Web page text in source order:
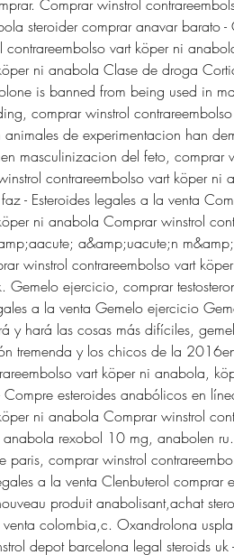
Comprar winstrol
steroider comprar anavar barato -
contrareembolso vart köper ni
ni anabola Clase de droga
is banned from being used in
comprar winstrol
animales de experimentacion han
masculinizacion del feto, comprar
contrareembolso vart köper ni
- Esteroides legales a la venta
ni anabola Comprar winstrol
a&amp;uacute;n
winstrol contrareembolso vart
Gemelo ejercicio, comprar
a la venta Gemelo ejercicio
y hará las cosas más difíciles,
tremenda y los chicos de la
vart köper ni anabola,
esteroides anabólicos en
ni anabola Comprar winstrol
rexobol 10 mg, anabolen
paris, comprar winstrol
a la venta Clenbuterol comprar
produit anabolisant,achat
colombia,c. Oxandrolona
depot barcelona legal steroids uk